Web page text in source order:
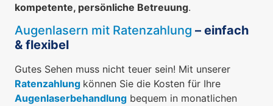
kompetente, persönliche Betreuung.
Augenlasern mit Ratenzahlung – einfach
& flexibel
Gutes Sehen muss nicht teuer sein! Mit unserer
Ratenzahlung können Sie die Kosten für Ihre
Augenlaserbehandlung bequem in monatlichen